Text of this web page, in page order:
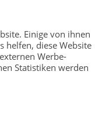
Einige von ihnen
helfen, diese Website
Werbe-
Statistiken werden